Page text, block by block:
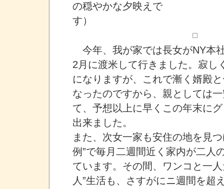
の穏やかな夕映えで
す
今年、我が家では長女がNY本
2月に渡米して行きました。寂し
になりますが、これで漸く婿殿
なったのですから、親としては
て、予想以上に早くこの年末に
出来ました。
また、次女一家も安住の地を見
例”で毎月二週間近く家内が二人
ています。その間、ワンコと一
人”生活も、さすがにニ週間を超